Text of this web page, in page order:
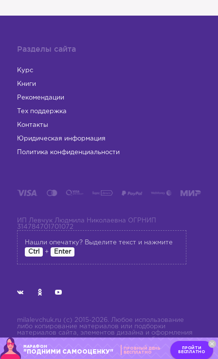
Разделы сайта
Курс
Книги
Рекомендации
Тех поддержка
Контакты
Юридическая информация
Политика конфиденциальности
ИП Левчук Людмила Николаевна ОГРНИП
314784701701072
Нашли опечатку? Выделите текст и нажмите
Ctrl
+ Enter
milalevchuk.ru (с) 2015-2026. Любое использование
либо копирование материалов или подборки
материалов сайта, элементов дизайна и оформления
допускается лишь с разрешения правообладателя и
только со ссылкой на источник:
milalevchuk.ru
МАРАФОН
"ПОДНИМИ САМООЦЕНКУ"
ПРОБНЫЙ ДЕНЬ
БЕСПЛАТНО
ПРОЙТИ
БЕСПЛАТНО